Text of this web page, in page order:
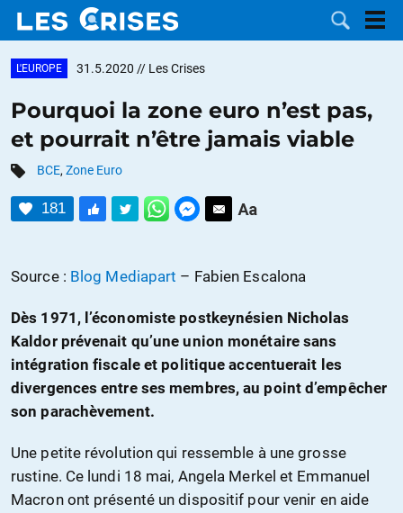
DOSSIERS
CATÉGORIES
CONTACTER
FAIRE UN
DON
L'EUROPE 31.5.2020 // Les Crises
Pourquoi la zone euro n’est pas,
et pourrait n’être jamais viable
BCE, Zone Euro
181
Source : Blog Mediapart – Fabien Escalona
Dès 1971, l’économiste postkeynésien Nicholas
Kaldor prévenait qu’une union monétaire sans
intégration fiscale et politique accentuerait les
divergences entre ses membres, au point d’empêcher
son parachèvement.
Une petite révolution qui ressemble à une grosse
rustine. Ce lundi 18 mai, Angela Merkel et Emmanuel
Macron ont présenté un dispositif pour venir en aide